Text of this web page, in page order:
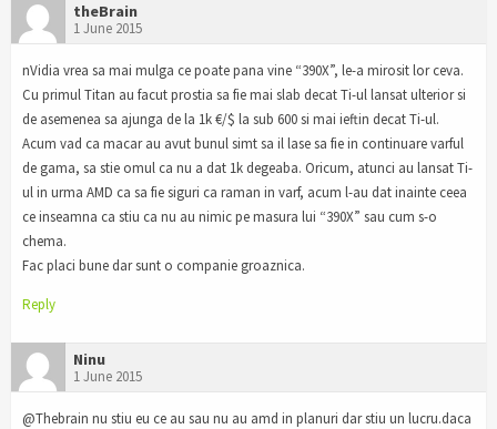
theBrain
1 June 2015
nVidia vrea sa mai mulga ce poate pana vine “390X”, le-a mirosit lor ceva.
Cu primul Titan au facut prostia sa fie mai slab decat Ti-ul lansat ulterior si
de asemenea sa ajunga de la 1k €/$ la sub 600 si mai ieftin decat Ti-ul.
Acum vad ca macar au avut bunul simt sa il lase sa fie in continuare varful
de gama, sa stie omul ca nu a dat 1k degeaba. Oricum, atunci au lansat Ti-
ul in urma AMD ca sa fie siguri ca raman in varf, acum l-au dat inainte ceea
ce inseamna ca stiu ca nu au nimic pe masura lui “390X” sau cum s-o
chema.
Fac placi bune dar sunt o companie groaznica.
Reply
Ninu
1 June 2015
@Thebrain nu stiu eu ce au sau nu au amd in planuri dar stiu un lucru.daca